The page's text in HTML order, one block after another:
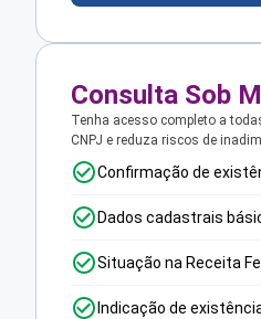
Consulta Sob
Tenha acesso completo a
CNPJ e reduza riscos de
Confirmação de
Dados cadastrais
Situação na Receita
Indicação de